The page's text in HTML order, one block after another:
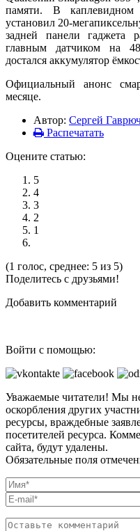
памяти. В каплевидном
установил 20-
задней панели гаджета
главным датчиком на
достался аккумулятор
Официальный анонс
месяце.
Автор: Сергей
Распечатать
Оцените статью:
5
4
3
2
1
(1 голос, среднее: 5 из 5)
Поделитесь с друзьями!
Добавить комментарий
Войти с помощью:
Уважаемые читатели! Мы
оскорбления других
ресурсы, враждебные
посетителей ресурса.
сайта, будут удалены.
Обязательные поля